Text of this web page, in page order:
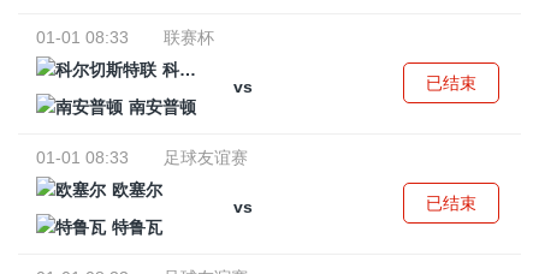
01-01 08:33
联赛杯
科尔切斯特联
vs
南安普顿
已结束
01-01 08:33
足球友谊赛
欧塞尔
vs
特鲁瓦
已结束